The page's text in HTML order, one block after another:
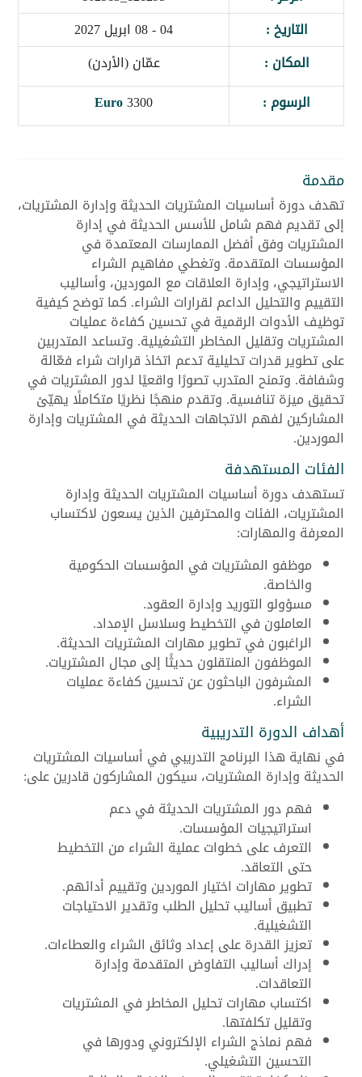
التاريخ :
04 - 08 ابريل 2027
المكان :
عمّان (الأردن)
الرسوم :
3300
Euro
مقدمة
تهدف دورة أساسيات المشتريات الحديثة وإدارة المشتريات،
إلى تقديم فهم شامل للأسس الحديثة في إدارة
المشتريات وفق أفضل الممارسات المعتمدة في
المؤسسات المتقدمة. وتغطي مفاهيم الشراء
الاستراتيجي، وإدارة العلاقات مع الموردين، وأساليب
التقييم والتحليل الداعم لقرارات الشراء. كما توضح كيفية
توظيف الأدوات الرقمية في تحسين كفاءة عمليات
المشتريات وتقليل المخاطر التشغيلية. وتساعد المتدربين
على تطوير قدرات تحليلية تدعم اتخاذ قرارات شراء فعّالة
وشفافة. وتمنح المتدرب تصورًا واقعيًا لدور المشتريات في
تحقيق ميزة تنافسية. وتقدم منهجًا نظريًا متكاملًا يهيّئ
المشاركين لفهم الاتجاهات الحديثة في المشتريات وإدارة
الموردين.
الفئات المستهدفة
تستهدف دورة أساسيات المشتريات الحديثة وإدارة
المشتريات، الفئات والمحترفين الذين يسعون لاكتساب
المعرفة والمهارات:
موظفو المشتريات في المؤسسات الحكومية
والخاصة.
مسؤولو التوريد وإدارة العقود.
العاملون في التخطيط وسلاسل الإمداد.
الراغبون في تطوير مهارات المشتريات الحديثة.
الموظفون المنتقلون حديثًا إلى مجال المشتريات.
المشرفون الباحثون عن تحسين كفاءة عمليات
الشراء.
أهداف الدورة التدريبية
في نهاية هذا البرنامج التدريبي في أساسيات المشتريات
الحديثة وإدارة المشتريات، سيكون المشاركون قادرين على:
فهم دور المشتريات الحديثة في دعم
استراتيجيات المؤسسات.
التعرف على خطوات عملية الشراء من التخطيط
حتى التعاقد.
تطوير مهارات اختيار الموردين وتقييم أدائهم.
تطبيق أساليب تحليل الطلب وتقدير الاحتياجات
التشغيلية.
تعزيز القدرة على إعداد وثائق الشراء والعطاءات.
إدراك أساليب التفاوض المتقدمة وإدارة
التعاقدات.
اكتساب مهارات تحليل المخاطر في المشتريات
وتقليل تكلفتها.
فهم نماذج الشراء الإلكتروني ودورها في
التحسين التشغيلي.